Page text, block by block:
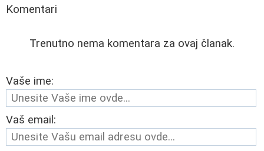
Komentari
Trenutno nema komentara za ovaj članak.
Vaše ime:
Vaš email: